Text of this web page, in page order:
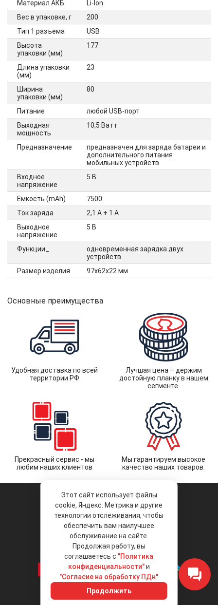
Материал АКБ
Li-Ion
Вес в упаковке, г
200
Тип 1 разъема
USB
Высота
упаковки (мм)
177
Длина упаковки
(мм)
23
Ширина
упаковки (мм)
80
Питание
любой USB-порт
Выходная
мощность
10,5 Ватт
Предназначение
предназначен для заряда батареи и
дополнительного питания
мобильных устройств
Входное
напряжение
5 В
Ёмкость (mAh)
7500
Ток заряда
2,1 А + 1 А
Выходное
напряжение
5 В
Функции_
одновременная зарядка двух
устройств
Размер изделия
97х62х22 мм
Основные преимущества
Удобная доставка по всей
территории РФ
Лучшая цена – держим
достойную планку в нашем
сегменте.
Прекрасный сервис - мы
любим наших клиентов
Мы гарантируем высокое
качество наших товаров.
© 2026 «Liberty Project».
Аксессуары и запчасти оптом.
Положение об обработке и защите
персональных данных
Интернет-магазин
+7 (495) 792-792-8
Этот сайт использует файлы
cookie, Яндекс. Метрика и другие
технологии отслеживания, чтобы
обеспечить вам наилучшее
обслуживание на сайте.
Продолжая работу, вы
соглашаетесь с "Политика
конфиденциальности"и
"Согласие на обработку ПДн"